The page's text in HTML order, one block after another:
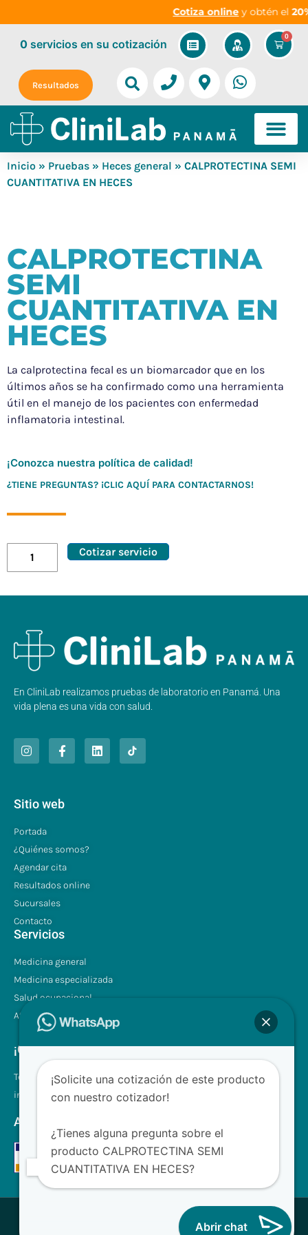
Cotiza onliney obtén el
0
0servicios en su cotización
Resultados
Inicio » Pruebas » Heces general » CALPROTECTINA SEMI
CUANTITATIVA EN HECES
CALPROTECTINA
SEMI
CUANTITATIVA EN
HECES
La calprotectina fecal es un biomarcador que en los
últimos años se ha confirmado como una herramienta
útil en el manejo de los pacientes con enfermedad
inflamatoria intestinal.
¡Conozca nuestra política de calidad!
¿TIENE PREGUNTAS? ¡CLIC AQUÍ PARA CONTACTARNOS!
Cotizar servicio
En CliniLab realizamos pruebas de laboratorio en Panamá. Una
vida plena es una vida con salud.
Sitio web
Portada
¿Quiénes somos?
Agendar cita
Resultados online
Sucursales
Contacto
Servicios
Medicina general
Medicina especializada
Salud ocupacional
Atención a domicilio
¡Contáctenos!
Tel.: +507 310 0680/81
info@clinilabpanama.com
Aceptamos
® CliniLab - Todos los derechos reservados
¡Solicite una cotización de este producto
con nuestro cotizador!
¿Tienes alguna pregunta sobre el
producto CALPROTECTINA SEMI
CUANTITATIVA EN HECES?
Abrir chat